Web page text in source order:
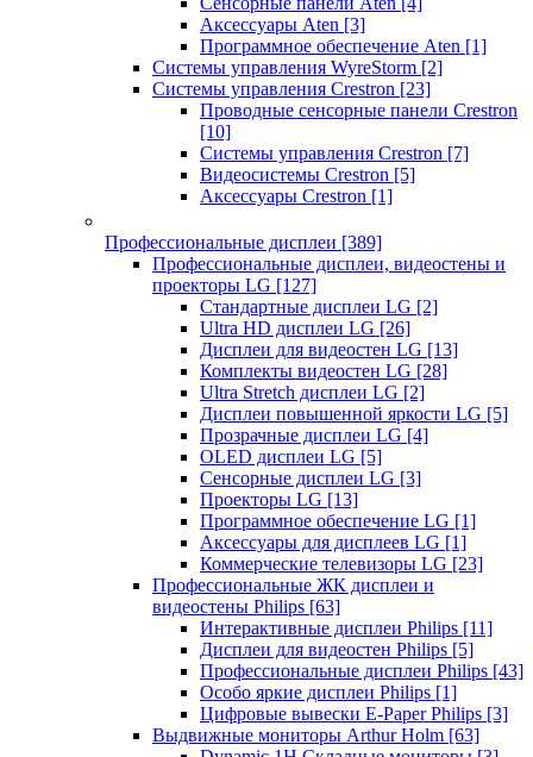
Аксессуары Aten [3]
Программное обеспечение Aten [1]
Системы управления WyreStorm [2]
Системы управления Crestron [23]
Проводные сенсорные панели Crestron
[10]
Системы управления Crestron [7]
Видеосистемы Crestron [5]
Аксессуары Crestron [1]
Профессиональные дисплеи [389]
Профессиональные дисплеи, видеостены и
проекторы LG [127]
Стандартные дисплеи LG [2]
Ultra HD дисплеи LG [26]
Дисплеи для видеостен LG [13]
Комплекты видеостен LG [28]
Ultra Stretch дисплеи LG [2]
Дисплеи повышенной яркости LG [5]
Прозрачные дисплеи LG [4]
OLED дисплеи LG [5]
Сенсорные дисплеи LG [3]
Проекторы LG [13]
Программное обеспечение LG [1]
Аксессуары для дисплеев LG [1]
Коммерческие телевизоры LG [23]
Профессиональные ЖК дисплеи и
видеостены Philips [63]
Интерактивные дисплеи Philips [11]
Дисплеи для видеостен Philips [5]
Профессиональные дисплеи Philips [43]
Особо яркие дисплеи Philips [1]
Цифровые вывески E-Paper Philips [3]
Выдвижные мониторы Arthur Holm [63]